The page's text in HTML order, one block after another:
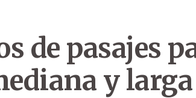
de pasajes
y larga